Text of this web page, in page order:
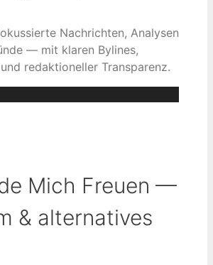
Nachrichten, Analysen
— mit klaren Bylines,
redaktioneller Transparenz.
Mich Freuen —
& alternatives